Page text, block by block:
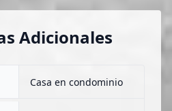
Adicionales
Casa en condominio